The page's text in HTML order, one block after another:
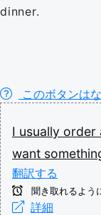
dinner.
このボタンは
I usually order
want
翻訳する
聞き取れるよう
詳細